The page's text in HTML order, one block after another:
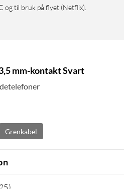
og til bruk på flyet (Netflix).
mm-kontakt Svart
Grenkabel
25)